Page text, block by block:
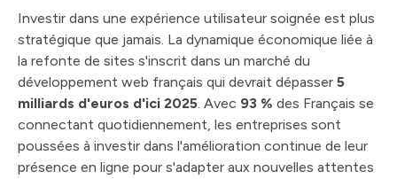
Investir dans une expérience utilisateur soignée est plus
stratégique que jamais. La dynamique économique liée à
la refonte de sites s'inscrit dans un marché du
développement web français qui devrait dépasser 5
milliards d'euros d'ici 2025. Avec 93 % des Français se
connectant quotidiennement, les entreprises sont
poussées à investir dans l'amélioration continue de leur
présence en ligne pour s'adapter aux nouvelles attentes